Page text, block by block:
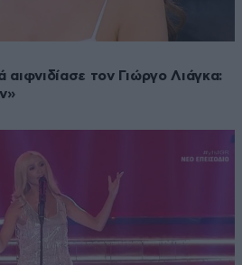
τον Γιώργο Λιάγκα: